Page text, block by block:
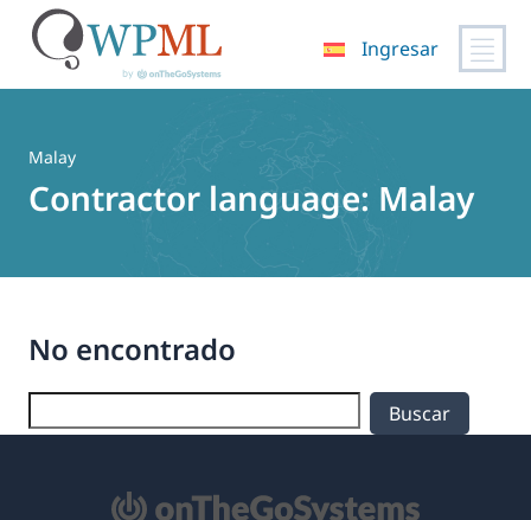
contenido
Ingresar
Malay
Contractor language: Malay
No encontrado